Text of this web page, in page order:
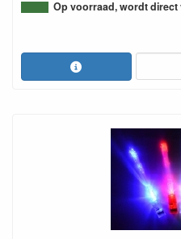
Op voorraad, wordt